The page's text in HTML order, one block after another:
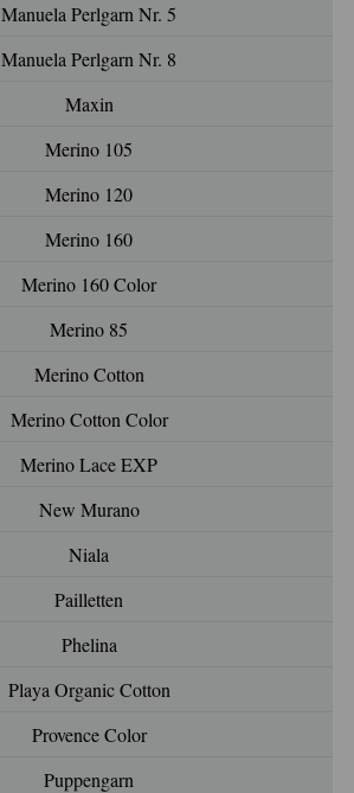
Manuela Perlgarn Nr. 5
Manuela Perlgarn Nr. 8
Maxin
Merino 105
Merino 120
Merino 160
Merino 160 Color
Merino 85
Merino Cotton
Merino Cotton Color
Merino Lace EXP
New Murano
Niala
Pailletten
Phelina
Playa Organic Cotton
Provence Color
Puppengarn